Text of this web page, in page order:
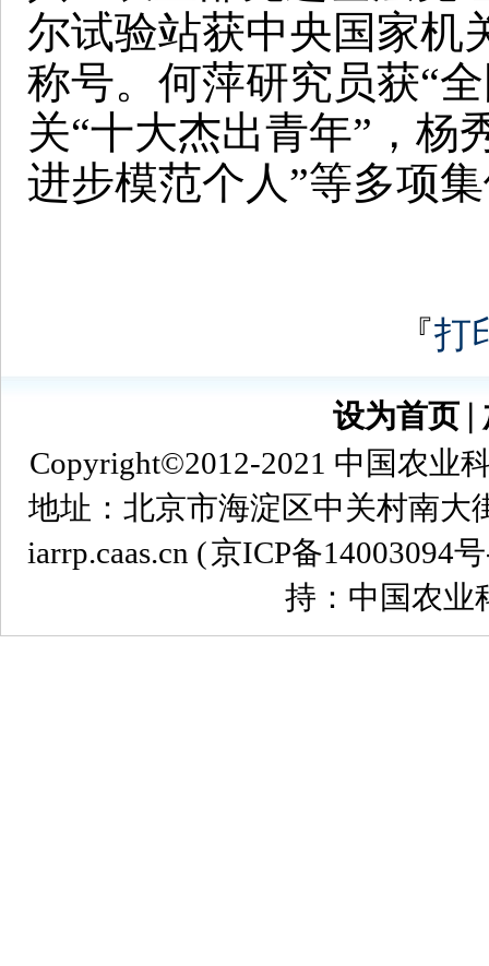
尔试验站获中央国家机
称号。何萍研究员获“
关“十大杰出青年”，杨
进步模范个人”等多项
『打
设为首页
Copyright©2012-2021 中国农业
地址：北京市海淀区中关村南大
iarrp.caas.cn (京ICP备14003094
持：中国农